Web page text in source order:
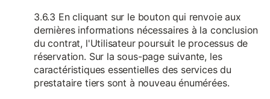
3.6.3 En cliquant sur le bouton qui renvoie aux
dernières informations nécessaires à la conclusion
du contrat, l'Utilisateur poursuit le processus de
réservation. Sur la sous-page suivante, les
caractéristiques essentielles des services du
prestataire tiers sont à nouveau énumérées.